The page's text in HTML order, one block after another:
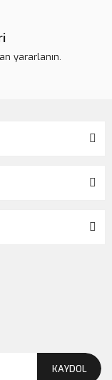
yararlanın.
KAYDOL